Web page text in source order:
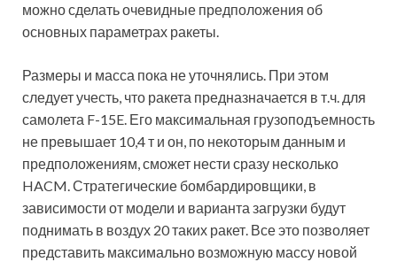
можно сделать очевидные предположения об
основных параметрах ракеты.
Размеры и масса пока не уточнялись. При этом
следует учесть, что ракета предназначается в т.ч. для
самолета F-15E. Его максимальная грузоподъемность
не превышает 10,4 т и он, по некоторым данным и
предположениям, сможет нести сразу несколько
HACM. Стратегические бомбардировщики, в
зависимости от модели и варианта загрузки будут
поднимать в воздух 20 таких ракет. Все это позволяет
представить максимально возможную массу новой